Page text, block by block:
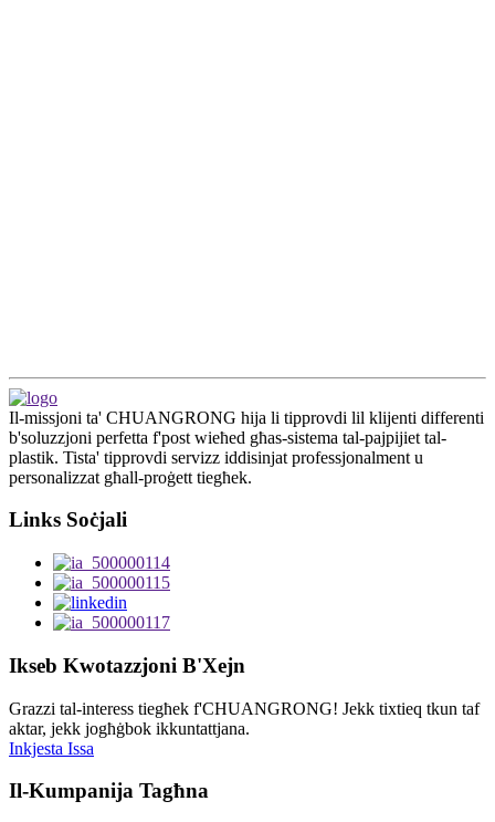
Il-missjoni ta' CHUANGRONG hija li tipprovdi lil klijenti differenti
b'soluzzjoni perfetta f'post wieħed għas-sistema tal-pajpijiet tal-
plastik. Tista' tipprovdi servizz iddisinjat professjonalment u
personalizzat għall-proġett tiegħek.
Links Soċjali
Ikseb Kwotazzjoni B'Xejn
Grazzi tal-interess tiegħek f'CHUANGRONG! Jekk tixtieq tkun taf
aktar, jekk jogħġbok ikkuntattjana.
Inkjesta Issa
Il-Kumpanija Tagħna